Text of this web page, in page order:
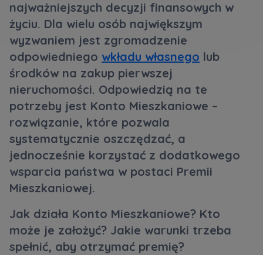
najważniejszych decyzji finansowych w
życiu. Dla wielu osób największym
wyzwaniem jest zgromadzenie
odpowiedniego wkładu własnego lub
środków na zakup pierwszej
nieruchomości. Odpowiedzią na te
potrzeby jest Konto Mieszkaniowe –
rozwiązanie, które pozwala
systematycznie oszczędzać, a
jednocześnie korzystać z dodatkowego
wsparcia państwa w postaci Premii
Mieszkaniowej.
Jak działa Konto Mieszkaniowe? Kto
może je założyć? Jakie warunki trzeba
spełnić, aby otrzymać premię?
Wyrażam wszystkie zgody
Informujemy, że w trosce o najwyższą jakość i
Rozwiń
Wyrażam zgodę na otrzymywanie informacji
handlowych od ...
Rozwiń
Każdej osobie przysługuje prawo dostępu do
treści swoich... *
Rozwiń
Zawiadomienia o nabyciu lub posiadaniu znacznego
pakietu akcji proszę wysyłać na
notyfikacje@murapol.pl
Зв’яжіться з нами